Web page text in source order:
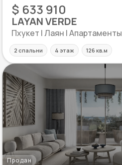
$ 633 910
LAYAN VERDE
Пхукет | Лаян | Апартаменты
2 спальни 4 этаж 126 кв.м
Продан